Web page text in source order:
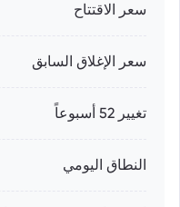
سعر الاقتتاح
سعر الإغلاق السابق
تغيير 52 أسبوعاً
النطاق اليومي